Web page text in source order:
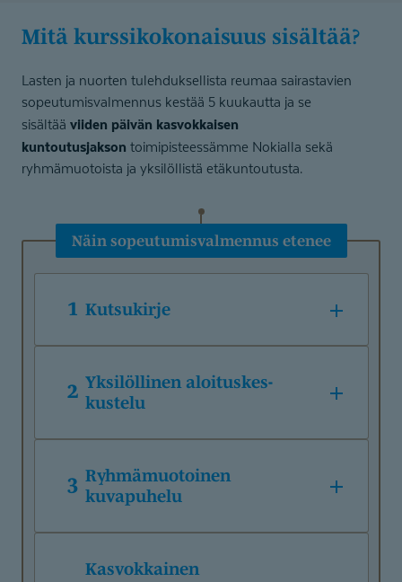
mitä kurssikoko­naisuus sisältää?
Lasten ja nuorten tulehduksellista reumaa sairastavien
sopeutumisvalmennus kestää 5 kuukautta ja se
sisältää viiden päivän kasvokkaisen
kuntoutusjakson toimipisteessämme Nokialla sekä
ryhmämuotoista ja yksilöllistä etäkuntoutusta.
Näin sopeutumisvalmennus etenee
1 Kutsukirje
2 Yksilöllinen aloituskes­
kustelu
3 Ryhmämuotoinen
kuvapuhelu
Kasvokkainen